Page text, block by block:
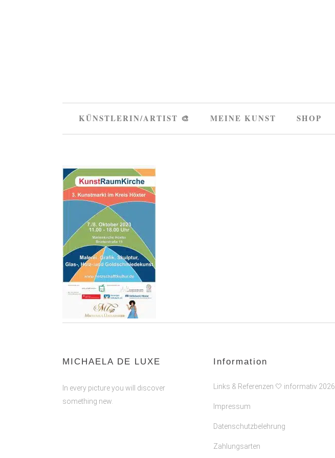
KÜNSTLERIN/ARTIST 🎨 MEINE KUNST SHOP
MICHAELA DE LUXE
In every picture you will discover
something new.
Information
Links & Referenzen 🤍 informativ 2026
Impressum
Datenschutzbelehrung
Zahlungsarten